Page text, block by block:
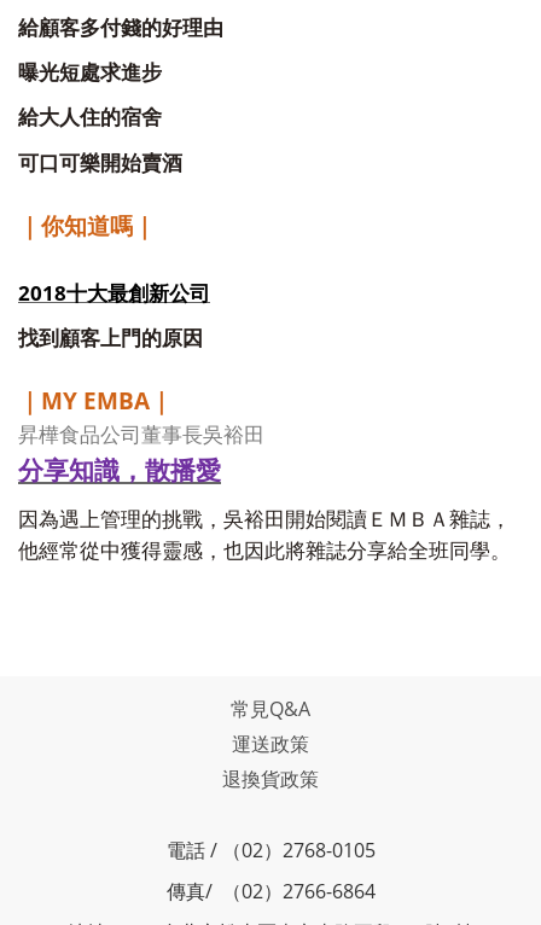
給顧客多付錢的好理由
曝光短處求進步
給大人住的宿舍
可口可樂開始賣酒
｜你知道嗎｜
2018十大最創新公司
找到顧客上門的原因
MY EMBA
昇樺食品公司董事長吳裕田
分享知識，散播愛
因為遇上管理的挑戰，吳裕田開始閱讀ＥＭＢＡ雜誌，
他經常從中獲得靈感，也因此將雜誌分享給全班同學。
常見Q&A
運送政策
退換貨政策
電話 / （02）2768-0105
傳真/ （02）2766-6864